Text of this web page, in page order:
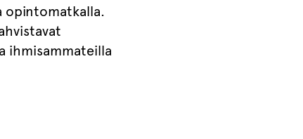
opintomatkalla.
ihmisammateilla